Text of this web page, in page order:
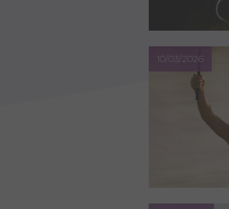
10/03/2026